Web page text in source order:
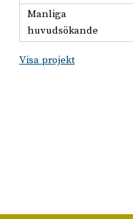
Manliga
huvudsökande
Visa projekt